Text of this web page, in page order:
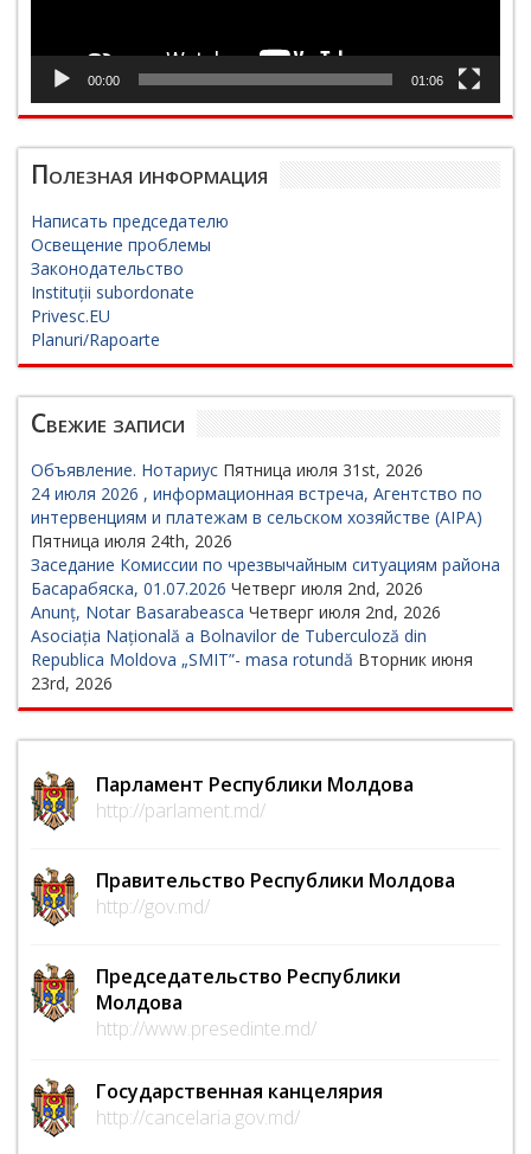
00:00 01:06
Полезная информация
Написать председателю
Освещение проблемы
Законодательство
Instituții subordonate
Privesc.EU
Planuri/Rapoarte
Свежие записи
Объявление. Нотариус Пятница июля 31st, 2026
24 июля 2026 , информационная встреча, Агентство по
интервенциям и платежам в сельском хозяйстве (AIPA)
Пятница июля 24th, 2026
Заседание Комиссии по чрезвычайным ситуациям района
Басарабяска, 01.07.2026 Четверг июля 2nd, 2026
Anunț, Notar Basarabeasca Четверг июля 2nd, 2026
Asociația Națională a Bolnavilor de Tuberculoză din
Republica Moldova „SMIT”- masa rotundă Вторник июня
23rd, 2026
Парламент Республики Молдова
http://parlament.md/
Правительство Республики Молдова
http://gov.md/
Председательство Республики
Молдова
http://www.presedinte.md/
Государственная канцелярия
http://cancelaria.gov.md/